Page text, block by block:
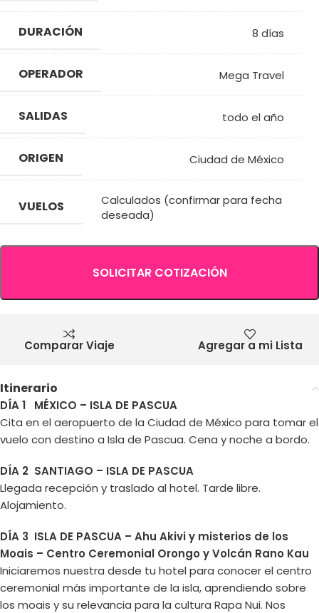
DURACIÓN 8 días
OPERADOR Mega Travel
SALIDAS todo el año
ORIGEN Ciudad de México
VUELOS
Calculados (confirmar para fecha
deseada)
SOLICITAR COTIZACIÓN
Comparar Viaje Agregar a mi Lista
Itinerario
DÍA 1 MÉXICO – ISLA DE PASCUA
Cita en el aeropuerto de la Ciudad de México para tomar el
vuelo con destino a Isla de Pascua. Cena y noche a bordo.
DÍA 2 SANTIAGO – ISLA DE PASCUA
Llegada recepción y traslado al hotel. Tarde libre.
Alojamiento.
DÍA 3 ISLA DE PASCUA – Ahu Akivi y misterios de los
Moais – Centro Ceremonial Orongo y Volcán Rano Kau
Iniciaremos nuestra desde tu hotel para conocer el centro
ceremonial más importante de la isla, aprendiendo sobre
los moais y su relevancia para la cultura Rapa Nui. Nos